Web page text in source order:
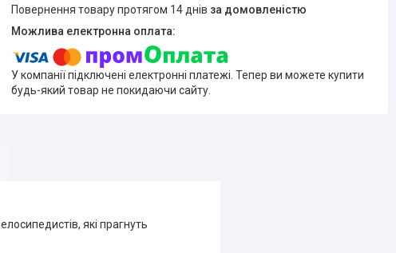
повернення товару протягом 14 днів за домовленістю
У компанії підключені електронні платежі. Тепер ви можете купити
будь-який товар не покидаючи сайту.
які прагнуть